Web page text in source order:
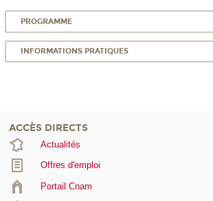
PROGRAMME
INFORMATIONS PRATIQUES
ACCÈS DIRECTS
Actualités
Offres d'emploi
Portail Cnam